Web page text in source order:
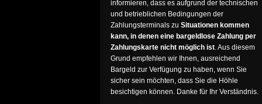
informieren, dass es aufgrund der technischen
und betrieblichen Bedingungen der
Zahlungsterminals zu Situationen kommen
kann, in denen eine bargeldlose Zahlung per
Zahlungskarte nicht möglich ist. Aus diesem
Grund empfehlen wir Ihnen, ausreichend
Bargeld zur Verfügung zu haben, wenn Sie
sicher sein möchten, dass Sie die Höhle
besichtigen können. Danke für Ihr Verständnis.